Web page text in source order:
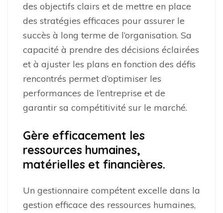
des objectifs clairs et de mettre en place
des stratégies efficaces pour assurer le
succès à long terme de l’organisation. Sa
capacité à prendre des décisions éclairées
et à ajuster les plans en fonction des défis
rencontrés permet d’optimiser les
performances de l’entreprise et de
garantir sa compétitivité sur le marché.
Gère efficacement les
ressources humaines,
matérielles et financières.
Un gestionnaire compétent excelle dans la
gestion efficace des ressources humaines,